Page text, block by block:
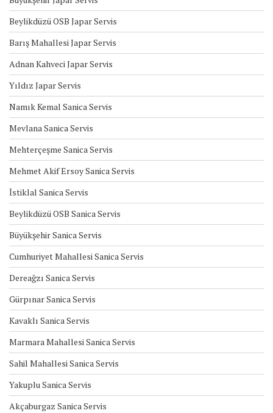
Beylikdüzü OSB Japar Servis
Barış Mahallesi Japar Servis
Adnan Kahveci Japar Servis
Yıldız Japar Servis
Namık Kemal Sanica Servis
Mevlana Sanica Servis
Mehterçeşme Sanica Servis
Mehmet Akif Ersoy Sanica Servis
İstiklal Sanica Servis
Beylikdüzü OSB Sanica Servis
Büyükşehir Sanica Servis
Cumhuriyet Mahallesi Sanica Servis
Dereağzı Sanica Servis
Gürpınar Sanica Servis
Kavaklı Sanica Servis
Marmara Mahallesi Sanica Servis
Sahil Mahallesi Sanica Servis
Yakuplu Sanica Servis
Akçaburgaz Sanica Servis